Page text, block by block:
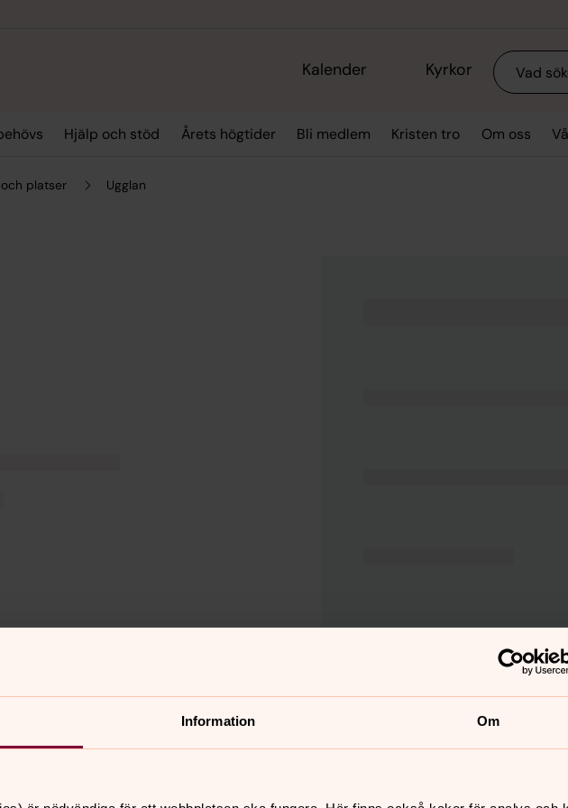
Information Om
Kalender Kyrkor Sök
Hjälp och stöd Årets högtider Bli medlem Kristen tro Om oss
platser Ugglan